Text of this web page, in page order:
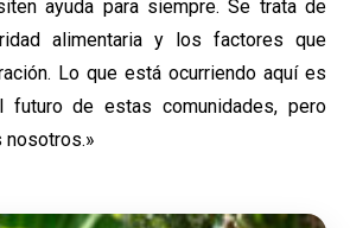
ayuda para siempre. Se trata de
alimentaria y los factores que
Lo que está ocurriendo aquí es
futuro de estas comunidades, pero
nosotros.»